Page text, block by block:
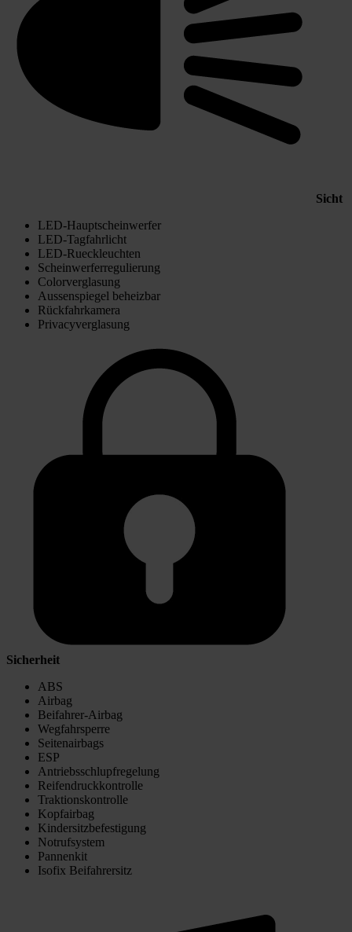
Sicht
LED-Hauptscheinwerfer
LED-Tagfahrlicht
LED-Rueckleuchten
Scheinwerferregulierung
Colorverglasung
Aussenspiegel beheizbar
Rückfahrkamera
Privacyverglasung
Sicherheit
ABS
Airbag
Beifahrer-Airbag
Wegfahrsperre
Seitenairbags
ESP
Antriebsschlupfregelung
Reifendruckkontrolle
Traktionskontrolle
Kopfairbag
Kindersitzbefestigung
Notrufsystem
Pannenkit
Isofix Beifahrersitz